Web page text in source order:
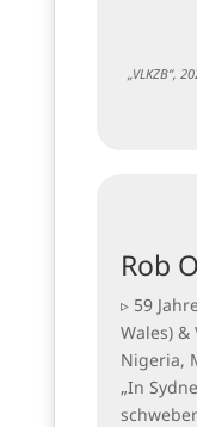
„VLKZB“,
Rob
▹ 59
Wales)
Nigeria,
„In